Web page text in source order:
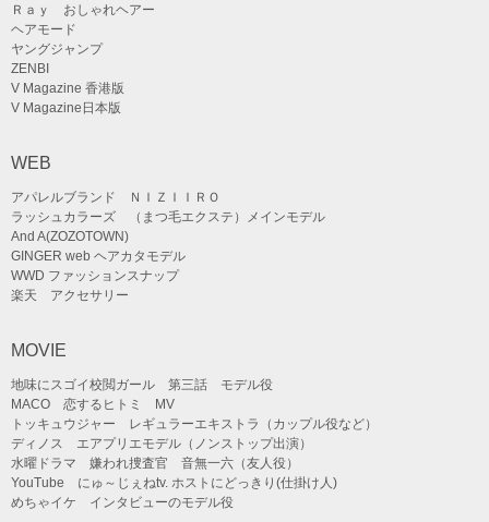
Ｒａｙ おしゃれヘアー
ヘアモード
ヤングジャンプ
ZENBI
V Magazine 香港版
V Magazine日本版
WEB
アパレルブランド ＮＩＺＩＩＲＯ
ラッシュカラーズ （まつ毛エクステ）メインモデル
And A(ZOZOTOWN)
GINGER web ヘアカタモデル
WWD ファッションスナップ
楽天 アクセサリー
MOVIE
地味にスゴイ校閲ガール 第三話 モデル役
MACO 恋するヒトミ MV
トッキュウジャー レギュラーエキストラ（カップル役など）
ディノス エアプリエモデル（ノンストップ出演）
水曜ドラマ 嫌われ捜査官 音無一六（友人役）
YouTube にゅ～じぇねtv. ホストにどっきり(仕掛け人)
めちゃイケ インタビューのモデル役